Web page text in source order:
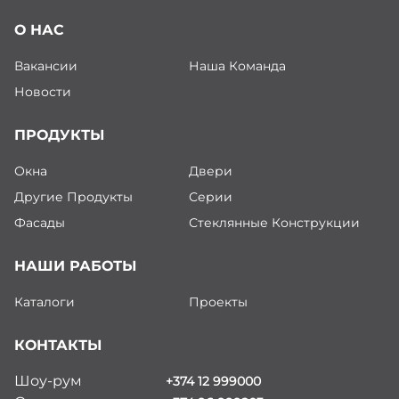
О НАС
Вакансии
Наша Команда
Новости
ПРОДУКТЫ
Окна
Двери
Другие Продукты
Серии
Фасады
Стеклянные Конструкции
НАШИ РАБОТЫ
Каталоги Проекты
КОНТАКТЫ
Шоу-рум +374 12 999000